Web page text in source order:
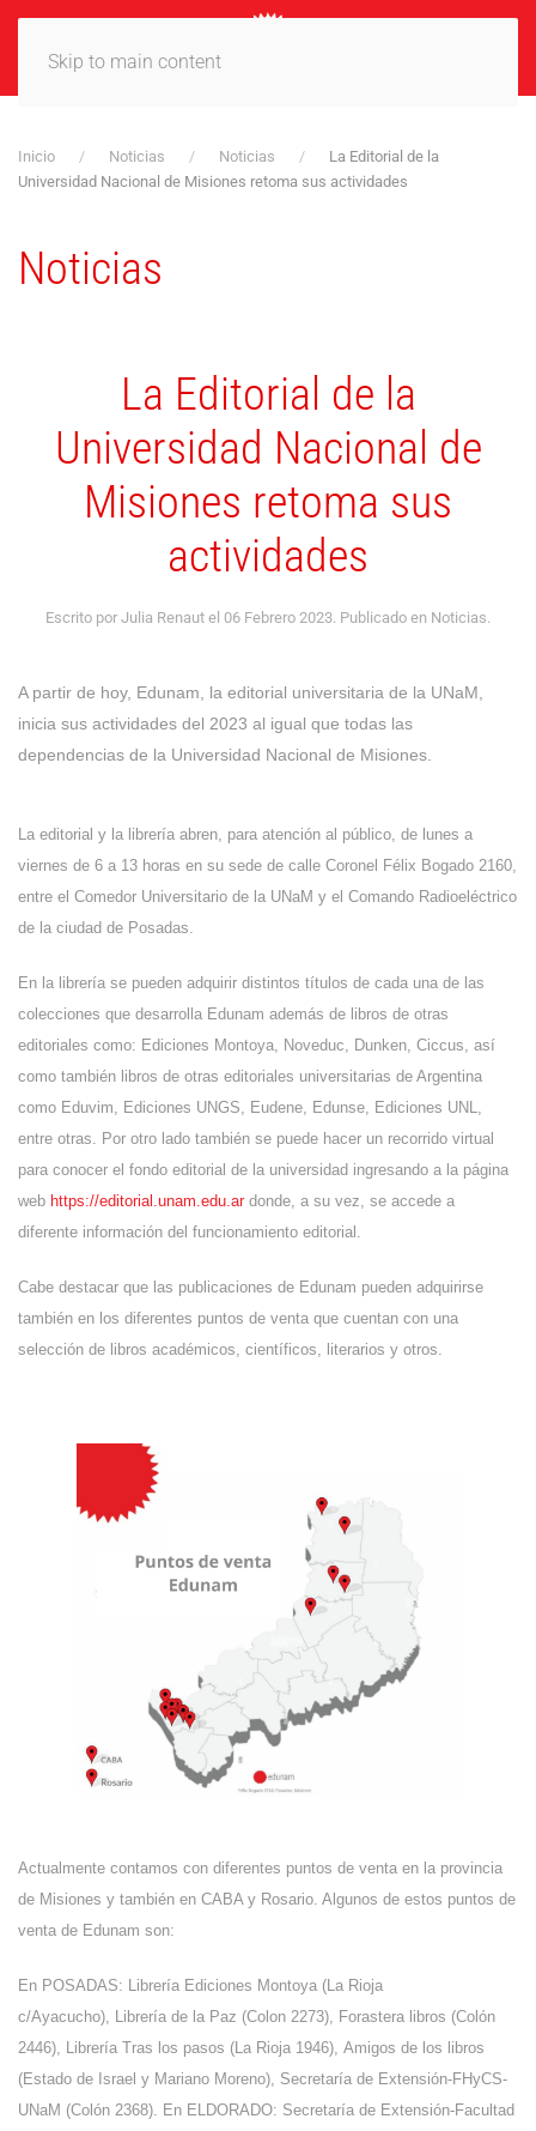
Skip to main content
Inicio Noticias Noticias
La Editorial de la
Universidad Nacional de Misiones retoma sus actividades
Noticias
La Editorial de la
Universidad Nacional de
Misiones retoma sus
actividades
Escrito por Julia Renaut el 06 Febrero 2023. Publicado en Noticias.
A partir de hoy, Edunam, la editorial universitaria de la UNaM,
inicia sus actividades del 2023 al igual que todas las
dependencias de la Universidad Nacional de Misiones.
La editorial y la librería abren, para atención al público, de lunes a
viernes de 6 a 13 horas en su sede de calle Coronel Félix Bogado 2160,
entre el Comedor Universitario de la UNaM y el Comando Radioeléctrico
de la ciudad de Posadas.
En la librería se pueden adquirir distintos títulos de cada una de las
colecciones que desarrolla Edunam además de libros de otras
editoriales como: Ediciones Montoya, Noveduc, Dunken, Ciccus, así
como también libros de otras editoriales universitarias de Argentina
como Eduvim, Ediciones UNGS, Eudene, Edunse, Ediciones UNL,
entre otras. Por otro lado también se puede hacer un recorrido virtual
para conocer el fondo editorial de la universidad ingresando a la página
web https://editorial.unam.edu.ardonde, a su vez, se accede a
diferente información del funcionamiento editorial.
Cabe destacar que las publicaciones de Edunam pueden adquirirse
también en los diferentes puntos de venta que cuentan con una
selección de libros académicos, científicos, literarios y otros.
Actualmente contamos con diferentes puntos de venta en la provincia
de Misiones y también en CABA y Rosario. Algunos de estos puntos de
venta de Edunam son:
En POSADAS: Librería Ediciones Montoya (La Rioja
c/Ayacucho), Librería de la Paz (Colon 2273), Forastera libros (Colón
2446), Librería Tras los pasos (La Rioja 1946), Amigos de los libros
(Estado de Israel y Mariano Moreno), Secretaría de Extensión-FHyCS-
UNaM (Colón 2368). En ELDORADO: Secretaría de Extensión-Facultad